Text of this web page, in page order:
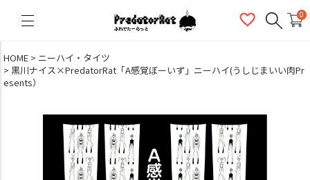
0
HOME
ニーハイ・タイツ
黒川ナイス×PredatorRat「A感覚ぼーいず」ニーハイ(うしじまいい肉Pr
esents）